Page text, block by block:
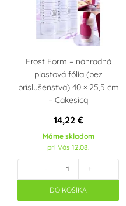
Frost Form – náhradná
plastová fólia (bez
príslušenstva) 40 × 25,5 cm
– Cakesicq
14,22 €
Máme skladom
pri Vás 12.08.
- +
DO KOŠÍKA